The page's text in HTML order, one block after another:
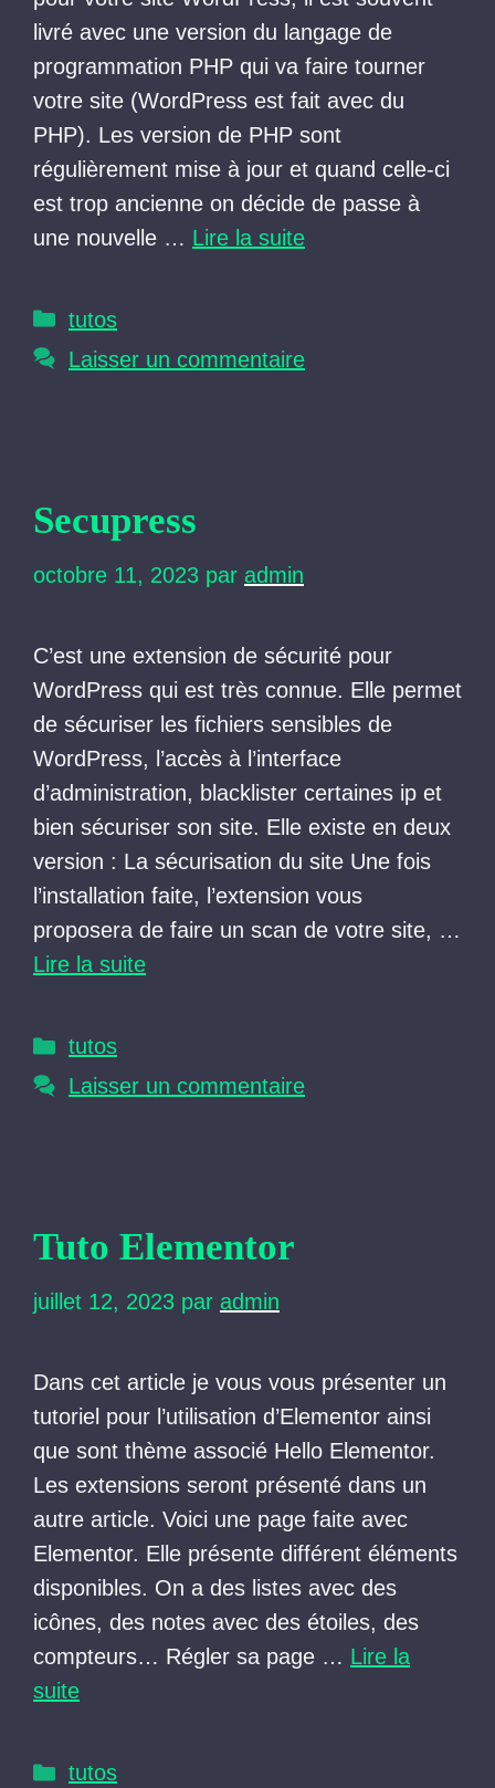
livré avec une version du langage de
programmation PHP qui va faire tourner
votre site (WordPress est fait avec du
PHP). Les version de PHP sont
régulièrement mise à jour et quand celle-ci
est trop ancienne on décide de passe à
une nouvelle … Lire la suite
Catégories
tutos
Laisser un commentaire
Secupress
octobre 11, 2023 par admin
C’est une extension de sécurité pour
WordPress qui est très connue. Elle permet
de sécuriser les fichiers sensibles de
WordPress, l’accès à l’interface
d’administration, blacklister certaines ip et
bien sécuriser son site. Elle existe en deux
version : La sécurisation du site Une fois
l’installation faite, l’extension vous
proposera de faire un scan de votre site, …
Lire la suite
Catégories
tutos
Laisser un commentaire
Tuto Elementor
juillet 12, 2023 par admin
Dans cet article je vous vous présenter un
tutoriel pour l’utilisation d’Elementor ainsi
que sont thème associé Hello Elementor.
Les extensions seront présenté dans un
autre article. Voici une page faite avec
Elementor. Elle présente différent éléments
disponibles. On a des listes avec des
icônes, des notes avec des étoiles, des
compteurs… Régler sa page … Lire la
suite
Catégories
tutos